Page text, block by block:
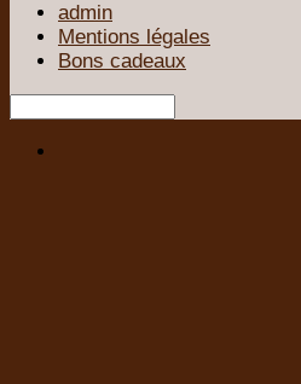
admin
Mentions légales
Bons cadeaux